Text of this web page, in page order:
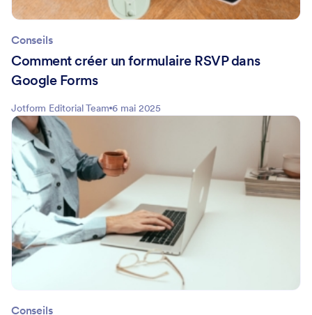
Conseils
Comment créer un formulaire RSVP dans
Google Forms
Jotform Editorial Team 6 mai 2025
Conseils